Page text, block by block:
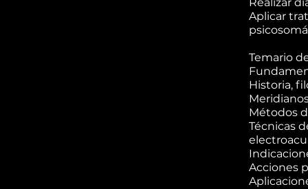
Realizar
Aplicar
Temario
Historia,
Métodos
Técnicas
Acciones